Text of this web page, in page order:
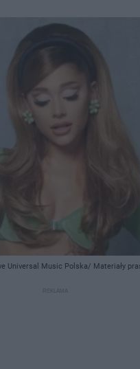
Universal Music Polska/ Materiały